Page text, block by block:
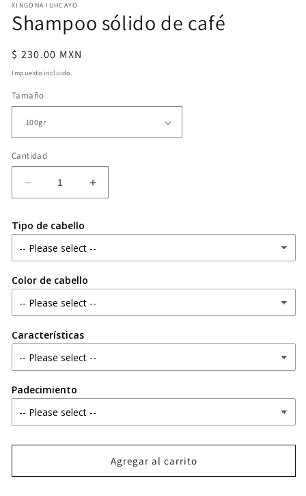
multimedia
1
en
ventana
modal
XINGONA IUHCAYO
Shampoo sólido de café
Precio
habitual
$ 230.00 MXN
Impuesto incluido.
Tamaño
Cantidad
Reducir
cantidad
Shampoo
sólido
de
café
Aumentar
cantidad
Shampoo
sólido
de
Tipo de cabello
Color de cabello
Características
Padecimiento
Agregar al carrito